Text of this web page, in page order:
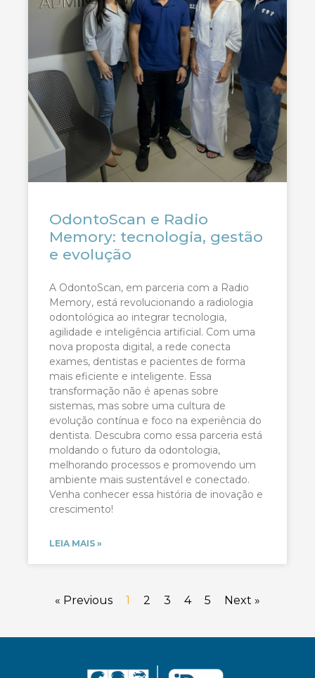
OdontoScan e Radio
Memory: tecnologia, gestão
e evolução
A OdontoScan, em parceria com a Radio
Memory, está revolucionando a radiologia
odontológica ao integrar tecnologia,
agilidade e inteligência artificial. Com uma
nova proposta digital, a rede conecta
exames, dentistas e pacientes de forma
mais eficiente e inteligente. Essa
transformação não é apenas sobre
sistemas, mas sobre uma cultura de
evolução contínua e foco na experiência do
dentista. Descubra como essa parceria está
moldando o futuro da odontologia,
melhorando processos e promovendo um
ambiente mais sustentável e conectado.
Venha conhecer essa história de inovação e
crescimento!
LEIA MAIS »
« Previous 1 2 3 4 5 Next »